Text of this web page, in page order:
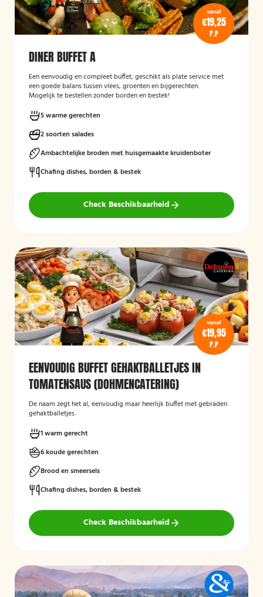
vanaf
€19,25
P.P
DINER BUFFET A
Een eenvoudig en compleet buffet, geschikt als plate service met
een goede balans tussen vlees, groenten en bijgerechten.
Mogelijk te bestellen zonder borden en bestek!
5 warme gerechten
2 soorten salades
Ambachtelijke broden met huisgemaakte kruidenboter
Chafing dishes, borden & bestek
Check Beschikbaarheid
vanaf
€19,95
P.P
EENVOUDIG BUFFET GEHAKTBALLETJES IN
TOMATENSAUS (DOHMENCATERING)
De naam zegt het al, eenvoudig maar heerlijk buffet met gebraden
gehaktballetjes.
1 warm gerecht
6 koude gerechten
Brood en smeersels
Chafing dishes, borden & bestek
Check Beschikbaarheid